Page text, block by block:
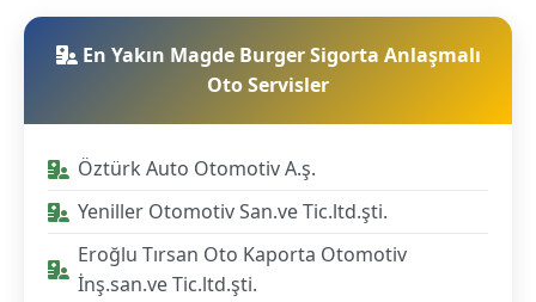
En Yakın Magde Burger Sigorta Anlaşmalı
Oto Servisler
Öztürk Auto Otomotiv A.ş.
Yeniller Otomotiv San.ve Tic.ltd.şti.
Eroğlu Tırsan Oto Kaporta Otomotiv
İnş.san.ve Tic.ltd.şti.